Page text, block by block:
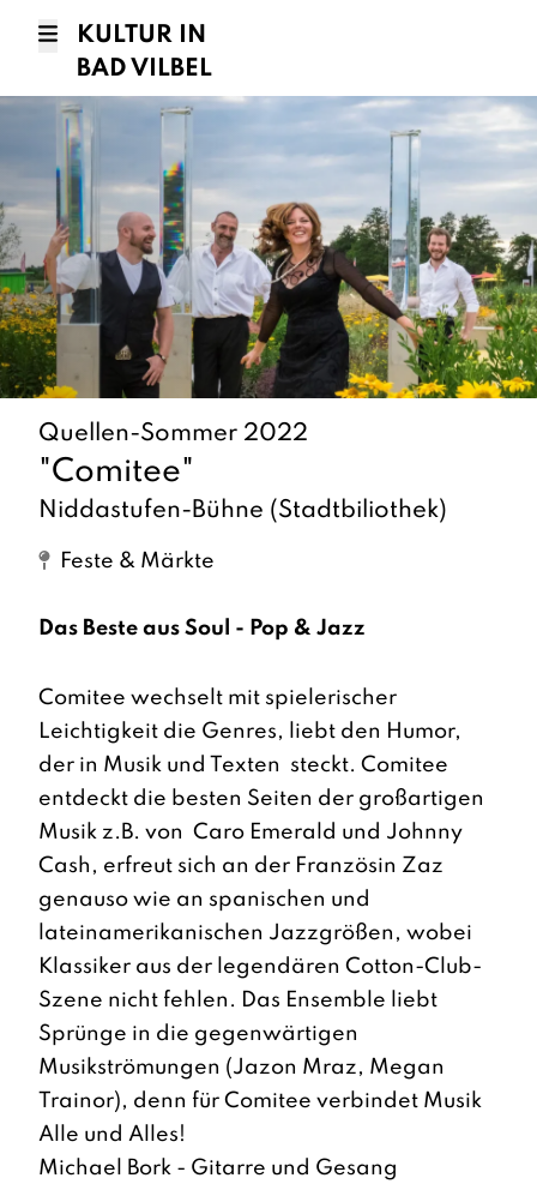
KULTUR IN
BAD VILBEL
Quellen-Sommer 2022
"Comitee"
Niddastufen-Bühne (Stadtbiliothek)
Feste & Märkte
Das Beste aus Soul - Pop & Jazz
Comitee wechselt mit spielerischer
Leichtigkeit die Genres, liebt den Humor,
der in Musik und Texten steckt. Comitee
entdeckt die besten Seiten der großartigen
Musik z.B. von Caro Emerald und Johnny
Cash, erfreut sich an der Französin Zaz
genauso wie an spanischen und
lateinamerikanischen Jazzgrößen, wobei
Klassiker aus der legendären Cotton-Club-
Szene nicht fehlen. Das Ensemble liebt
Sprünge in die gegenwärtigen
Musikströmungen (Jazon Mraz, Megan
Trainor), denn für Comitee verbindet Musik
Alle und Alles!
Michael Bork - Gitarre und Gesang